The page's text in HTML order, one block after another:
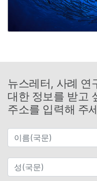
뉴스레터, 사례 연
대한 정보를 받고
주소를 입력해 주